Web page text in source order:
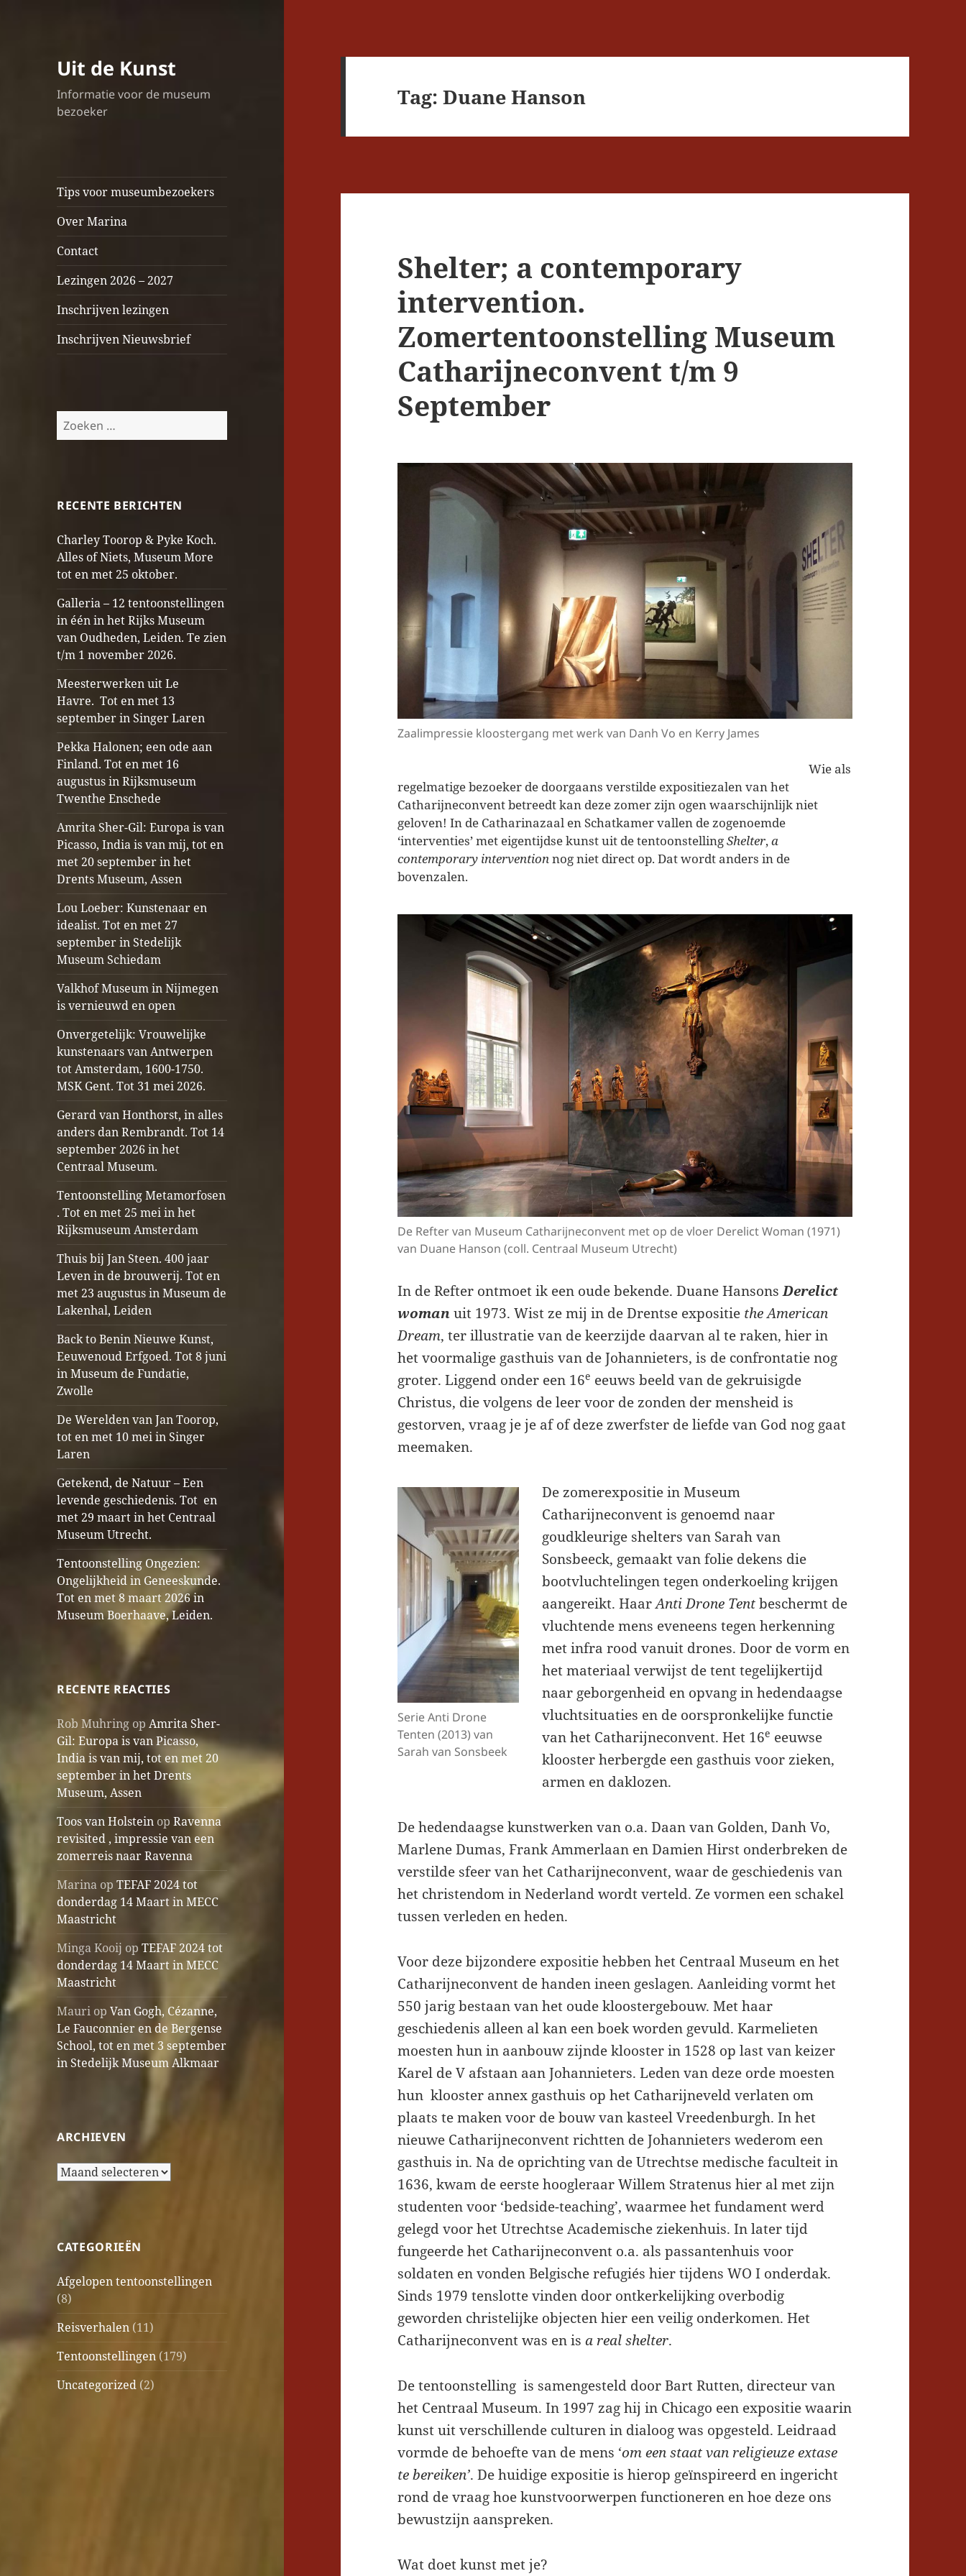
Uit de Kunst
Informatie voor de museum
bezoeker
Tips voor museumbezoekers
Over Marina
Contact
Lezingen 2026 – 2027
Inschrijven lezingen
Inschrijven Nieuwsbrief
Zoeken
naar:
RECENTE BERICHTEN
Charley Toorop & Pyke Koch.
Alles of Niets, Museum More
tot en met 25 oktober.
Galleria – 12 tentoonstellingen
in één in het Rijks Museum
van Oudheden, Leiden. Te zien
t/m 1 november 2026.
Meesterwerken uit Le
Havre. Tot en met 13
september in Singer Laren
Pekka Halonen; een ode aan
Finland. Tot en met 16
augustus in Rijksmuseum
Twenthe Enschede
Amrita Sher-Gil: Europa is van
Picasso, India is van mij, tot en
met 20 september in het
Drents Museum, Assen
Lou Loeber: Kunstenaar en
idealist. Tot en met 27
september in Stedelijk
Museum Schiedam
Valkhof Museum in Nijmegen
is vernieuwd en open
Onvergetelijk: Vrouwelijke
kunstenaars van Antwerpen
tot Amsterdam, 1600-1750.
MSK Gent. Tot 31 mei 2026.
Gerard van Honthorst, in alles
anders dan Rembrandt. Tot 14
september 2026 in het
Centraal Museum.
Tentoonstelling Metamorfosen
. Tot en met 25 mei in het
Rijksmuseum Amsterdam
Thuis bij Jan Steen. 400 jaar
Leven in de brouwerij. Tot en
met 23 augustus in Museum de
Lakenhal, Leiden
Back to Benin Nieuwe Kunst,
Eeuwenoud Erfgoed. Tot 8 juni
in Museum de Fundatie,
Zwolle
De Werelden van Jan Toorop,
tot en met 10 mei in Singer
Laren
Getekend, de Natuur – Een
levende geschiedenis. Tot en
met 29 maart in het Centraal
Museum Utrecht.
Tentoonstelling Ongezien:
Ongelijkheid in Geneeskunde.
Tot en met 8 maart 2026 in
Museum Boerhaave, Leiden.
RECENTE REACTIES
Rob Muhring opAmrita Sher-
Gil: Europa is van Picasso,
India is van mij, tot en met 20
september in het Drents
Museum, Assen
Toos van Holstein opRavenna
revisited , impressie van een
zomerreis naar Ravenna
Marina opTEFAF 2024 tot
donderdag 14 Maart in MECC
Maastricht
Minga Kooij opTEFAF 2024 tot
donderdag 14 Maart in MECC
Maastricht
Mauri opVan Gogh, Cézanne,
Le Fauconnier en de Bergense
School, tot en met 3 september
in Stedelijk Museum Alkmaar
ARCHIEVEN
Archieven
CATEGORIEËN
Afgelopen tentoonstellingen
(8)
Reisverhalen (11)
Tentoonstellingen (179)
Uncategorized (2)
Tag:Duane Hanson
Shelter; a contemporary
intervention.
Zomertentoonstelling Museum
Catharijneconvent t/m 9
September
Zaalimpressie kloostergang met werk van Danh Vo en Kerry James
Wie als
regelmatige bezoeker de doorgaans verstilde expositiezalen van het
Catharijneconvent betreedt kan deze zomer zijn ogen waarschijnlijk niet
geloven! In de Catharinazaal en Schatkamer vallen de zogenoemde
‘interventies’ met eigentijdse kunst uit de tentoonstellingShelter,a
contemporary interventionnog niet direct op. Dat wordt anders in de
bovenzalen.
De Refter van Museum Catharijneconvent met op de vloer Derelict Woman (1971)
van Duane Hanson (coll. Centraal Museum Utrecht)
In de Refter ontmoet ik een oude bekende. Duane HansonsDerelict
womanuit 1973. Wist ze mij in de Drentse expositie the American
Dream, ter illustratie van de keerzijde daarvan al te raken, hier in
het voormalige gasthuis van de Johannieters, is de confrontatie nog
groter. Liggend onder een 16e eeuws beeld van de gekruisigde
Christus, die volgens de leer voor de zonden der mensheid is
gestorven, vraag je je af of deze zwerfster de liefde van God nog gaat
meemaken.
Serie Anti Drone
Tenten (2013) van
Sarah van Sonsbeek
De zomerexpositie in Museum
Catharijneconvent is genoemd naar
goudkleurige shelters van Sarah van
Sonsbeeck, gemaakt van folie dekens die
bootvluchtelingen tegen onderkoeling krijgen
aangereikt. HaarAnti Drone Tentbeschermt de
vluchtende mens eveneens tegen herkenning
met infra rood vanuit drones. Door de vorm en
het materiaal verwijst de tent tegelijkertijd
naar geborgenheid en opvang in hedendaagse
vluchtsituaties en de oorspronkelijke functie
van het Catharijneconvent. Het 16e eeuwse
klooster herbergde een gasthuis voor zieken,
armen en daklozen.
De hedendaagse kunstwerken van o.a. Daan van Golden, Danh Vo,
Marlene Dumas, Frank Ammerlaan en Damien Hirst onderbreken de
verstilde sfeer van het Catharijneconvent, waar de geschiedenis van
het christendom in Nederland wordt verteld. Ze vormen een schakel
tussen verleden en heden.
Voor deze bijzondere expositie hebben het Centraal Museum en het
Catharijneconvent de handen ineen geslagen. Aanleiding vormt het
550 jarig bestaan van het oude kloostergebouw. Met haar
geschiedenis alleen al kan een boek worden gevuld. Karmelieten
moesten hun in aanbouw zijnde klooster in 1528 op last van keizer
Karel de V afstaan aan Johannieters. Leden van deze orde moesten
hun klooster annex gasthuis op het Catharijneveld verlaten om
plaats te maken voor de bouw van kasteel Vreedenburgh. In het
nieuwe Catharijneconvent richtten de Johannieters wederom een
gasthuis in. Na de oprichting van de Utrechtse medische faculteit in
1636, kwam de eerste hoogleraar Willem Stratenus hier al met zijn
studenten voor ‘bedside-teaching’, waarmee het fundament werd
gelegd voor het Utrechtse Academische ziekenhuis. In later tijd
fungeerde het Catharijneconvent o.a. als passantenhuis voor
soldaten en vonden Belgische refugiés hier tijdens WO I onderdak.
Sinds 1979 tenslotte vinden door ontkerkelijking overbodig
geworden christelijke objecten hier een veilig onderkomen. Het
Catharijneconvent was en isa real shelter.
De tentoonstelling is samengesteld door Bart Rutten, directeur van
het Centraal Museum. In 1997 zag hij in Chicago een expositie waarin
kunst uit verschillende culturen in dialoog was opgesteld. Leidraad
vormde de behoefte van de mens ‘om een staat van religieuze extase
te bereiken’. De huidige expositie is hierop geïnspireerd en ingericht
rond de vraag hoe kunstvoorwerpen functioneren en hoe deze ons
bewustzijn aanspreken.
Wat doet kunst met je?